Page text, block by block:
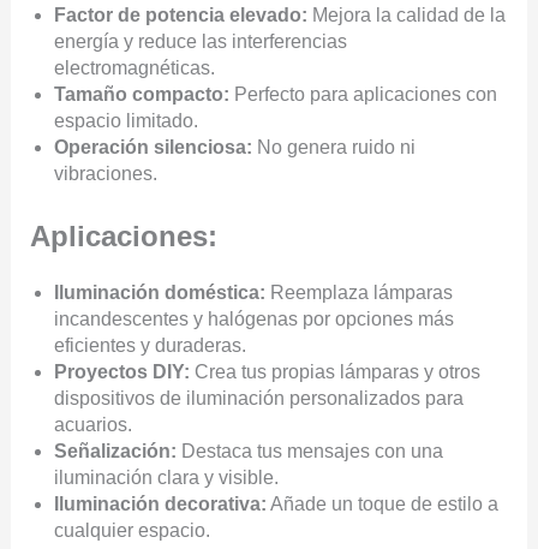
Factor de potencia elevado: Mejora la calidad de la
energía y reduce las interferencias
electromagnéticas.
Tamaño compacto: Perfecto para aplicaciones con
espacio limitado.
Operación silenciosa: No genera ruido ni
vibraciones.
Aplicaciones:
Iluminación doméstica: Reemplaza lámparas
incandescentes y halógenas por opciones más
eficientes y duraderas.
Proyectos DIY: Crea tus propias lámparas y otros
dispositivos de iluminación personalizados para
acuarios.
Señalización: Destaca tus mensajes con una
iluminación clara y visible.
Iluminación decorativa: Añade un toque de estilo a
cualquier espacio.